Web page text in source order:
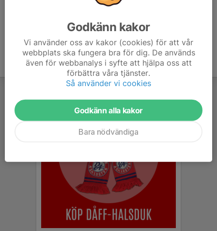
Godkänn kakor
Vi använder oss av kakor (cookies) för att vår
webbplats ska fungera bra för dig. De används
även för webbanalys i syfte att hjälpa oss att
förbättra våra tjänster.
Så använder vi cookies
Godkänn alla kakor
Bara nödvändiga